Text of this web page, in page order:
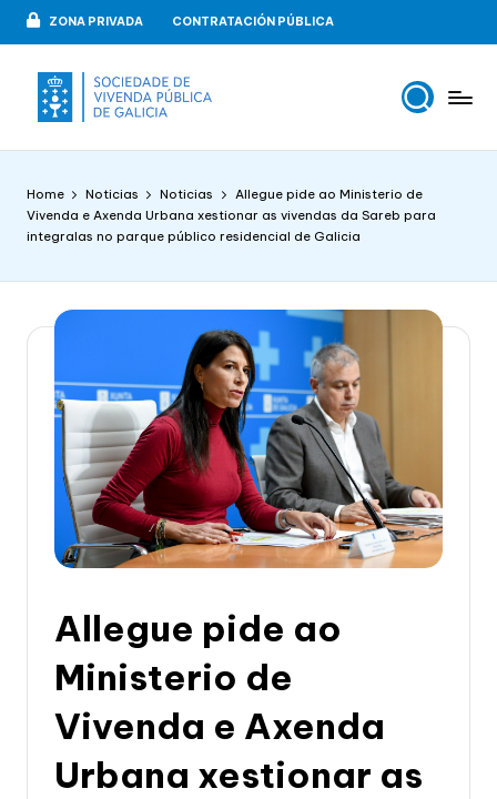
Skip
content
ZONA PRIVADA CONTRATACIÓN PÚBLICA
v
e
n
d
p
G
Home Noticias Noticias
Allegue pide ao Ministerio de
Vivenda e Axenda Urbana xestionar as vivendas da Sareb para
integralas no parque público residencial de Galicia
Allegue pide ao
Ministerio de
Vivenda e Axenda
Urbana xestionar as